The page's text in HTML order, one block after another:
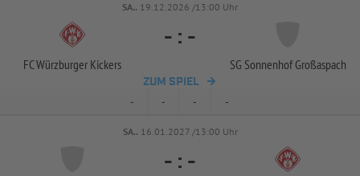
SA.. 19.12.2026 /13:00 Uhr
FC Würzburger Kickers
- : -
SG Sonnenhof Großaspach
ZUM SPIEL
- - - -
SA.. 16.01.2027 /13:00 Uhr
- : -